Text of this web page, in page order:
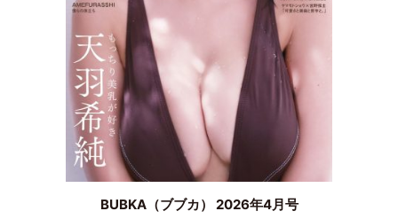
BUBKA（ブブカ） 2026年4月号